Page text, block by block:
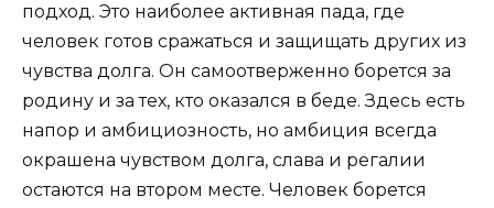
подход. Это наиболее активная пада, где
человек готов сражаться и защищать других из
чувства долга. Он самоотверженно борется за
родину и за тех, кто оказался в беде. Здесь есть
напор и амбициозность, но амбиция всегда
окрашена чувством долга, слава и регалии
остаются на втором месте. Человек борется